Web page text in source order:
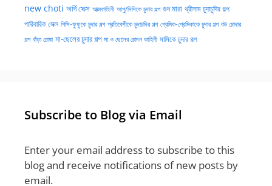
new choti অর্গি সেক্স আত্মকাহিনী আপু/দিদিকে চুদার গল্প গুদ মারা থ্রীসাম চুদাচুদির গল্প
পারিবারিক সেক্স পিসি-ফুফুকে চুদার গল্প প্রতিবেশীকে চুদাচদির গল্প প্রেমিক-প্রেমিকাকে চুদার গল্প বউ চোদার
গল্প বাঁড়া চোষা মা-ছেলের চুদার গল্প মা ও ছেলের চোদন কাহিনী মামিকে চুদার গল্প
Subscribe to Blog via Email
Enter your email address to subscribe to this
blog and receive notifications of new posts by
email.